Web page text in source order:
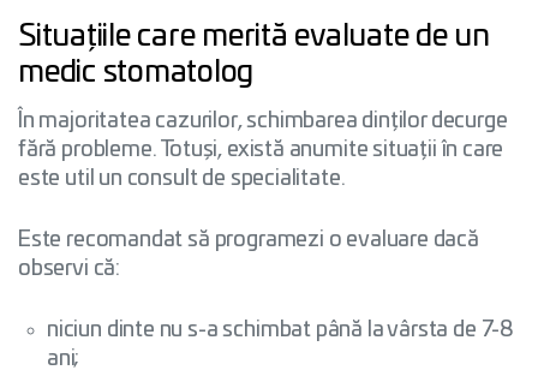
Situațiile care merită evaluate de un
medic stomatolog
În majoritatea cazurilor, schimbarea dinților decurge
fără probleme. Totuși, există anumite situații în care
este util un consult de specialitate.
Este recomandat să programezi o evaluare dacă
observi că:
niciun dinte nu s-a schimbat până la vârsta de 7-8
ani;